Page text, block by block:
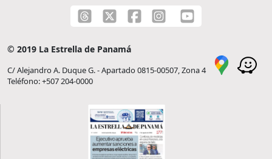
© 2019 La Estrella de Panamá
C/ Alejandro A. Duque G. - Apartado 0815-00507, Zona 4
Teléfono: +507 204-0000